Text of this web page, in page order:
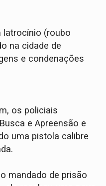
latrocínio (roubo
na cidade de
e condenações
os policiais
e Apreensão e
uma pistola calibre
mandado de prisão